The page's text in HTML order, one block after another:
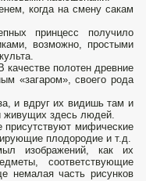
когда на смену сакам
принцесс получило
возможно, простыми
полотен древние
«загаром», своего рода
и вдруг их видишь там и
живущих здесь людей.
мифические
плодородие и т.д.
изображений, как их
соответствующие
немалая часть рисунков